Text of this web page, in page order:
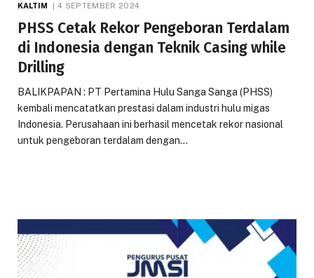
KALTIM 4 SEPTEMBER 2024
PHSS Cetak Rekor Pengeboran Terdalam
di Indonesia dengan Teknik Casing while
Drilling
BALIKPAPAN : PT Pertamina Hulu Sanga Sanga (PHSS)
kembali mencatatkan prestasi dalam industri hulu migas
Indonesia. Perusahaan ini berhasil mencetak rekor nasional
untuk pengeboran terdalam dengan…